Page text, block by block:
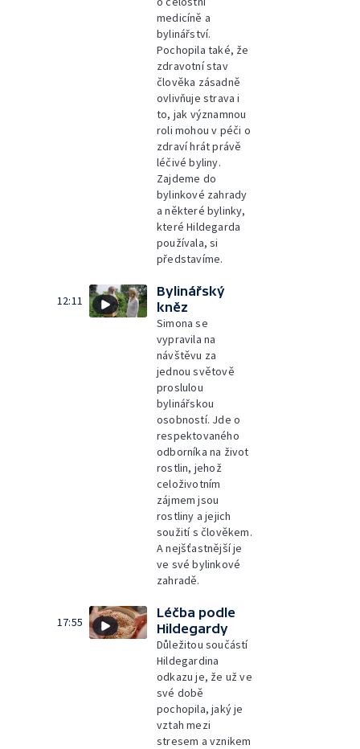
medicíně a
bylinářství.
Pochopila také, že
zdravotní stav
člověka zásadně
ovlivňuje strava i
to, jak významnou
roli mohou v péči o
zdraví hrát právě
léčivé byliny.
Zajdeme do
bylinkové zahrady
a některé bylinky,
které Hildegarda
používala, si
představíme.
12:11
Bylinářský
kněz
Simona se
vypravila na
návštěvu za
jednou světově
proslulou
bylinářskou
osobností. Jde o
respektovaného
odborníka na život
rostlin, jehož
celoživotním
zájmem jsou
rostliny a jejich
soužití s člověkem.
A nejšťastnější je
ve své bylinkové
zahradě.
17:55
Léčba podle
Hildegardy
Důležitou součástí
Hildegardina
odkazu je, že už ve
své době
pochopila, jaký je
vztah mezi
stresem a vznikem